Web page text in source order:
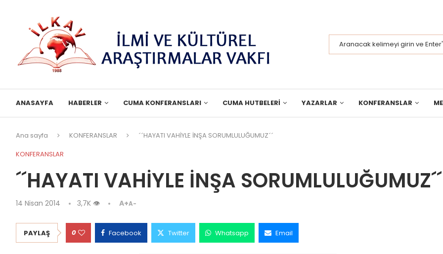
ANASAYFA HABERLER CUMA KONFERANSLARI CUMA HUTBELERI YAZARLAR KONFERANSLAR
Ana sayfa KONFERANSLAR
´´HAYATI VAHİYLE İNŞA SORUMLULUĞUMUZ´´
KONFERANSLAR
´´HAYATI VAHİYLE İNŞA SORUMLULUĞUMUZ´´
14 Nisan 2014 3,7K 👁 A+A-
PAYLAŞ 0 Facebook Twitter Whatsapp Email